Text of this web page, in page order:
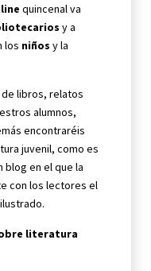
quincenal va
y a
los niños y la
libros, relatos
alumnos,
encontraréis
juvenil, como es
blog en el que la
con los lectores el
literatura